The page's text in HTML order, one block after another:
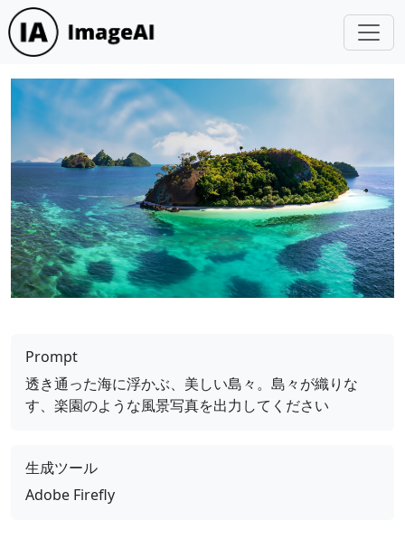
Prompt
透き通った海に浮かぶ、美しい島々。島々が織りな
す、楽園のような風景写真を出力してください
生成ツール
Adobe Firefly